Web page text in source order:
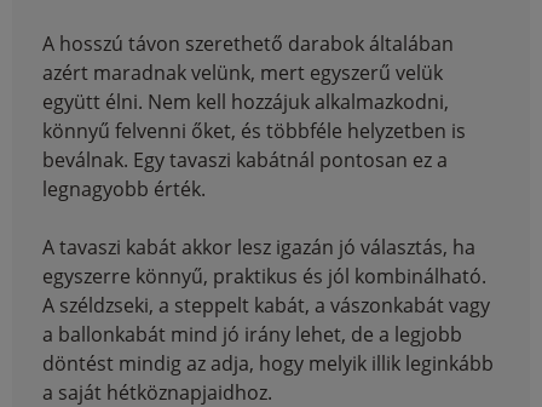
A hosszú távon szerethető darabok általában
azért maradnak velünk, mert egyszerű velük
együtt élni. Nem kell hozzájuk alkalmazkodni,
könnyű felvenni őket, és többféle helyzetben is
beválnak. Egy tavaszi kabátnál pontosan ez a
legnagyobb érték.
A tavaszi kabát akkor lesz igazán jó választás, ha
egyszerre könnyű, praktikus és jól kombinálható.
A széldzseki, a steppelt kabát, a vászonkabát vagy
a ballonkabát mind jó irány lehet, de a legjobb
döntést mindig az adja, hogy melyik illik leginkább
a saját hétköznapjaidhoz.